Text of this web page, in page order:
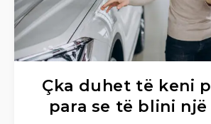
Çka duhet të keni
para se të blini